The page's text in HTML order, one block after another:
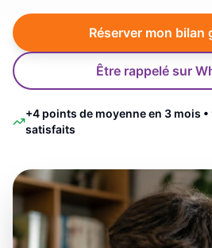
Réserver mon bilan
Être rappelé sur
+4 points de moyenne en 3 mois •
satisfaits